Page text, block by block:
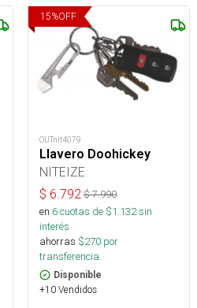
15%OFF
OUTnit4079
Llavero Doohickey
NITEIZE
$ 6.792 $7.990
en 6cuotas de $1.132sin
interés
ahorras $270 por
transferencia.
Disponible
+10 Vendidos